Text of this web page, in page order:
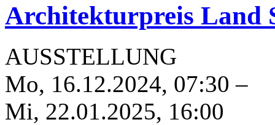
Architekturpreis Land
AUSSTELLUNG
Mo, 16.12.2024, 07:30 –
Mi, 22.01.2025, 16:00